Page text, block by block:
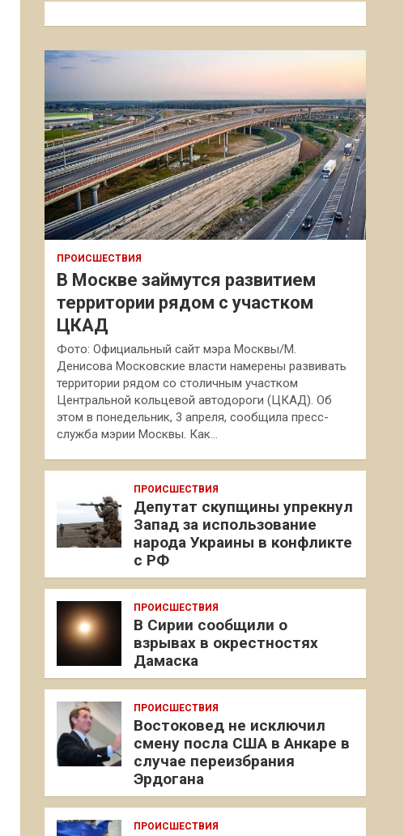
к
ПРОИСШЕСТВИЯ
В Москве займутся развитием
территории рядом с участком
ЦКАД
Фото: Официальный сайт мэра Москвы/М.
Денисова Московские власти намерены развивать
территории рядом со столичным участком
Центральной кольцевой автодороги (ЦКАД). Об
этом в понедельник, 3 апреля, сообщила пресс-
служба мэрии Москвы. Как…
ПРОИСШЕСТВИЯ
Депутат скупщины упрекнул
Запад за использование
народа Украины в конфликте
с РФ
ПРОИСШЕСТВИЯ
В Сирии сообщили о
взрывах в окрестностях
Дамаска
ПРОИСШЕСТВИЯ
Востоковед не исключил
смену посла США в Анкаре в
случае переизбрания
Эрдогана
ПРОИСШЕСТВИЯ